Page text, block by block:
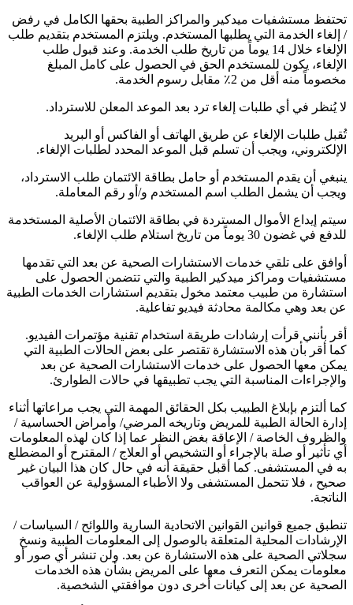
تحتفظ مستشفيات ميدكير والمراكز الطبية بحقها الكامل في رفض
/ إلغاء الخدمة التي يطلبها المستخدم. ويلتزم المستخدم بتقديم طلب
الإلغاء خلال 14 يوماً من تاريخ طلب الخدمة. وعند قبول طلب
الإلغاء، يكون للمستخدم الحق في الحصول على كامل المبلغ
مخصوماً منه أقل من 2٪ مقابل رسوم الخدمة.
لا يُنظر في أي طلبات إلغاء ترد بعد الموعد المعلن للاسترداد.
تُقبل طلبات الإلغاء عن طريق الهاتف أو الفاكس أو البريد
الإلكتروني، ويجب أن تسلم قبل الموعد المحدد لطلبات الإلغاء.
ينبغي أن يقدم المستخدم أو حامل بطاقة الائتمان طلب الاسترداد،
ويجب أن يشمل الطلب اسم المستخدم و/أو رقم المعاملة.
سيتم إيداع الأموال المستردة في بطاقة الائتمان الأصلية المستخدمة
للدفع في غضون 30 يوماً من تاريخ استلام طلب الإلغاء.
أوافق على تلقي خدمات الاستشارات الصحية عن بعد التي تقدمها
مستشفيات ومراكز ميدكير الطبية والتي تتضمن الحصول على
استشارة من طبيب معتمد مخول بتقديم استشارات الخدمات الطبية
عن بعد وهي مكالمة محادثة فيديو تفاعلية.
أقر بأنني قرأت إرشادات طريقة استخدام تقنية مؤتمرات الفيديو.
كما أقر بأن هذه الاستشارة تقتصر على بعض الحالات الطبية التي
يمكن معها الحصول على خدمات الاستشارات الصحية عن بعد
والإجراءات المناسبة التي يجب تطبيقها في حالات الطوارئ.
كما ألتزم بإبلاغ الطبيب بكل الحقائق المهمة التي يجب مراعاتها أثناء
إدارة الحالة الطبية للمريض وتاريخه المرضي/ وأمراض الحساسية /
والظروف الخاصة / الإعاقة بغض النظر عما إذا كان لهذه المعلومات
أي تأثير أو صلة بالإجراء أو التشخيص أو العلاج / المقترح أو المضطلع
به في المستشفى. كما أقبل حقيقة أنه في حال كان هذا البيان غير
صحيح ، فلا تتحمل المستشفى ولا الأطباء المسؤولية عن العواقب
الناتجة.
تنطبق جميع قوانين القوانين الاتحادية السارية واللوائح / السياسات /
الإرشادات المحلية المتعلقة بالوصول إلى المعلومات الطبية ونسخ
سجلاتي الصحية على هذه الاستشارة عن بعد. ولن تنشر أي صور أو
معلومات يمكن التعرف معها على المريض بشأن هذه الخدمات
الصحية عن بعد إلى كيانات أخرى دون موافقتي الشخصية.